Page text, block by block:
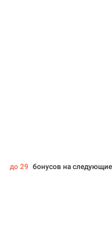
до 29 бонусов на